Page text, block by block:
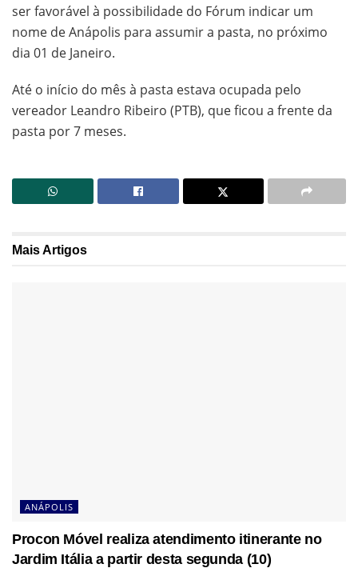
ser favorável à possibilidade do Fórum indicar um
nome de Anápolis para assumir a pasta, no próximo
dia 01 de Janeiro.
Até o início do mês à pasta estava ocupada pelo
vereador Leandro Ribeiro (PTB), que ficou a frente da
pasta por 7 meses.
MaisArtigos
ANÁPOLIS
Procon Móvel realiza atendimento itinerante no
Jardim Itália a partir desta segunda (10)